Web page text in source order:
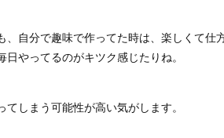
自分で趣味で作ってた時は、楽しくて仕
やってるのがキツク感じたりね。
しまう可能性が高い気がします。